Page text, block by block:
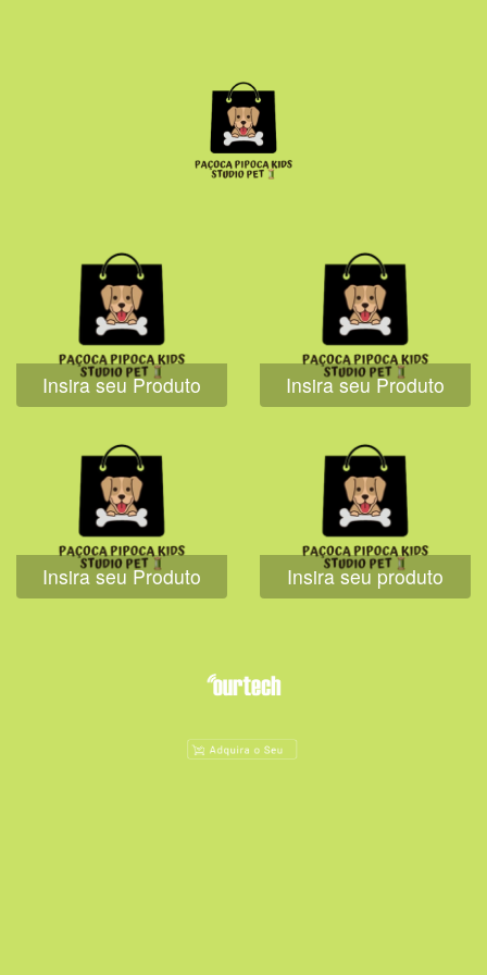
Insira seu Produto Insira seu Produto
Insira seu Produto Insira seu produto